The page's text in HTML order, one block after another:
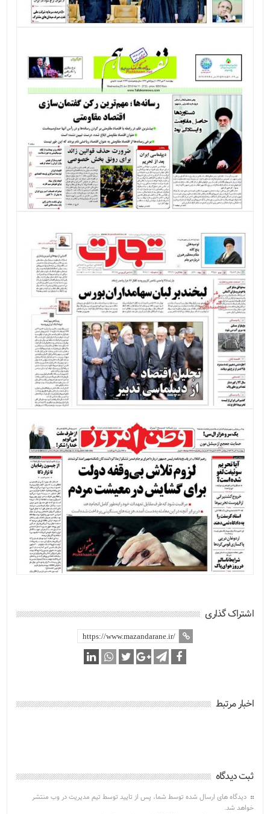
اشتراک گذاری
اخبار مرتبط
ثبت دیدگاه
دیدگاه های ارسال شده توسط شما، پس از تایید توسط تیم مدیریت در وب منتشر
خواهد شد.